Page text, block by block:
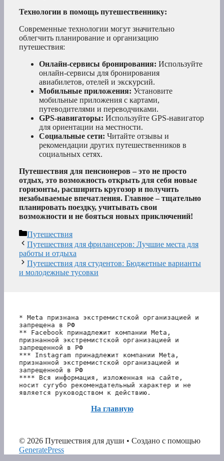
Технологии в помощь путешественнику:
Современные технологии могут значительно
облегчить планирование и организацию
путешествия:
Онлайн-сервисы бронирования: Используйте
онлайн-сервисы для бронирования
авиабилетов, отелей и экскурсий.
Мобильные приложения: Установите
мобильные приложения с картами,
путеводителями и переводчиками.
GPS-навигаторы: Используйте GPS-навигатор
для ориентации на местности.
Социальные сети: Читайте отзывы и
рекомендации других путешественников в
социальных сетях.
Путешествия для пенсионеров – это не просто
отдых, это возможность открыть для себя новые
горизонты, расширить кругозор и получить
незабываемые впечатления. Главное – тщательно
планировать поездку, учитывать свои
возможности и не бояться новых приключений!
Рубрики
Путешествия
Путешествия для фрилансеров: Лучшие места для
работы и отдыха
Путешествия для студентов: Бюджетные варианты
и молодежные тусовки
* Meta признана экстремистской организацией и
запрещена в РФ
** Facebook принадлежит компании Meta,
признанной экстремистской организацией и
запрещенной в РФ
*** Instagram принадлежит компании Meta,
признанной экстремистской организацией и
запрещенной в РФ
**** Вся информация, изложенная на сайте,
носит сугубо рекомендательный характер и не
является руководством к действию.
На главную
© 2026 Путешествия для души • Создано с помощью
GeneratePress